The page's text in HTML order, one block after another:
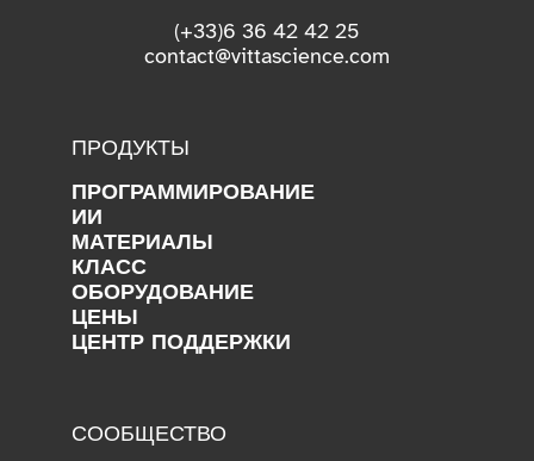
(+33)6 36 42 42 25
contact@vittascience.com
ПРОДУКТЫ
ПРОГРАММИРОВАНИЕ
ИИ
МАТЕРИАЛЫ
КЛАСС
ОБОРУДОВАНИЕ
ЦЕНЫ
ЦЕНТР ПОДДЕРЖКИ
СООБЩЕСТВО